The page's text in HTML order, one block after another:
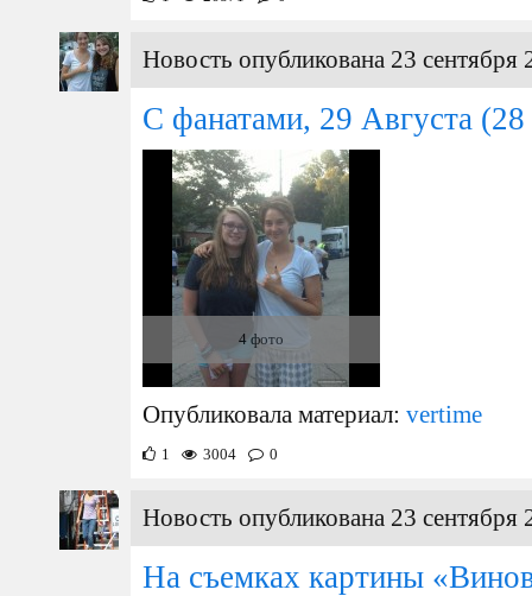
Новость опубликована 23 сентября
С фанатами, 29 Августа (28
4 фото
Опубликовала материал: vertime
1 3004 0
Новость опубликована 23 сентября
На съемках картины